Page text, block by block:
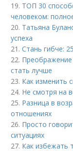
19. ТОП 30
человеком:
20. Татьяна
успеха
21.Стань гибче:
22. Преображение
стать лучше
23. Как изменить
24. Не смотря на
25. Разница в
отношениях
26. Просто
ситуациях
27. Как избежать